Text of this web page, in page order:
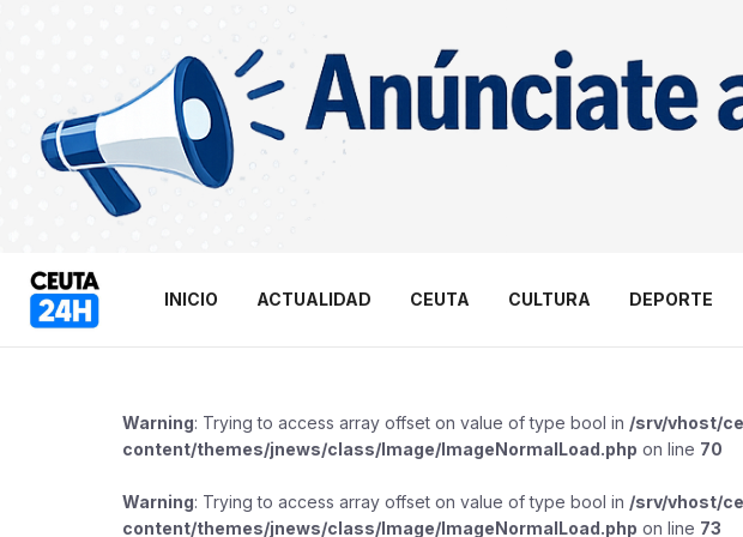
INICIO ACTUALIDAD CEUTA CULTURA DEPORTE
Warning: Trying to access array offset on value of type bool in /srv/vhost/
content/themes/jnews/class/Image/ImageNormalLoad.php on line 70
Warning: Trying to access array offset on value of type bool in /srv/vhost/
content/themes/jnews/class/Image/ImageNormalLoad.php on line 73